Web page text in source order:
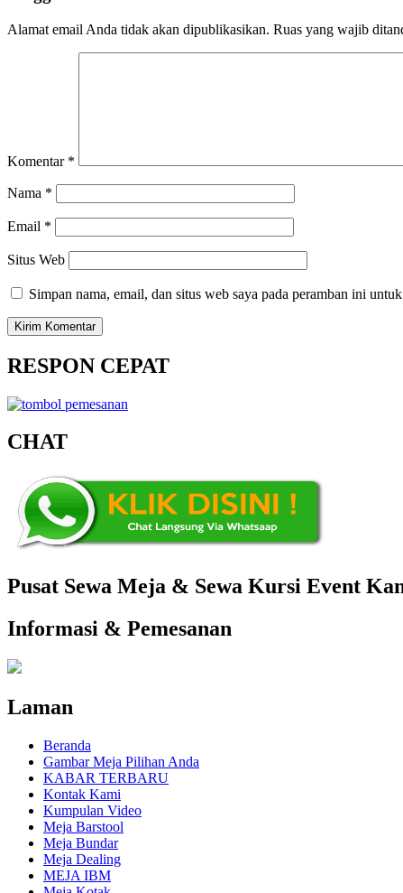
Alamat email Anda tidak akan dipublikasikan. Ruas yang wajib
Komentar *
Nama *
Email *
Situs Web
Simpan nama, email, dan situs web saya pada peramban ini
RESPON CEPAT
CHAT
Pusat Sewa Meja & Sewa Kursi Event
Informasi & Pemesanan
Laman
Beranda
Gambar Meja Pilihan Anda
KABAR TERBARU
Kontak Kami
Kumpulan Video
Meja Barstool
Meja Bundar
Meja Dealing
MEJA IBM